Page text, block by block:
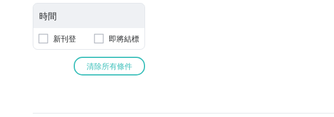
時間
新刊登 即將結標
清除所有條件